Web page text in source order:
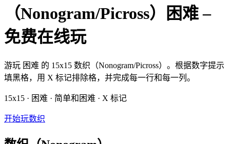
（Nonogram/Picross）困难 –
免费在线玩
游玩 困难 的 15x15 数织（Nonogram/Picross）。根据数字提示
填黑格，用 X 标记排除格，并完成每一行和每一列。
15x15 · 困难 · 简单和困难 · X 标记
开始玩数织